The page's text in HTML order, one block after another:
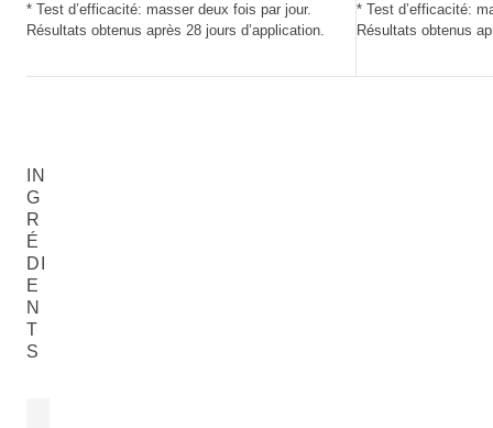
* Test d’efficacité: masser deux fois par jour.
Résultats obtenus après 28 jours d’application.
* Test d’efficacité:
Résultats obtenus
IN
G
R
É
DI
E
N
T
S